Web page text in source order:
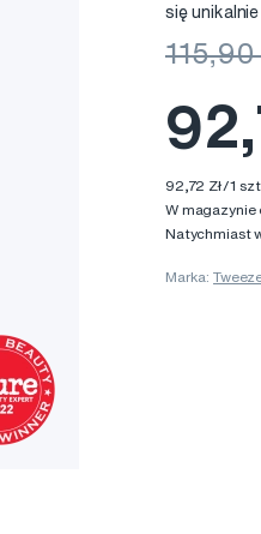
się
115,90
92,72 Zł/1 szt
W
Natychmiast
Marka: